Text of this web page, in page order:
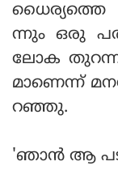
ധൈര്യത്തെ
ന്നും ഒരു
ലോക
മാണെന്ന്
റഞ്ഞു.
'ഞാൻ ആ